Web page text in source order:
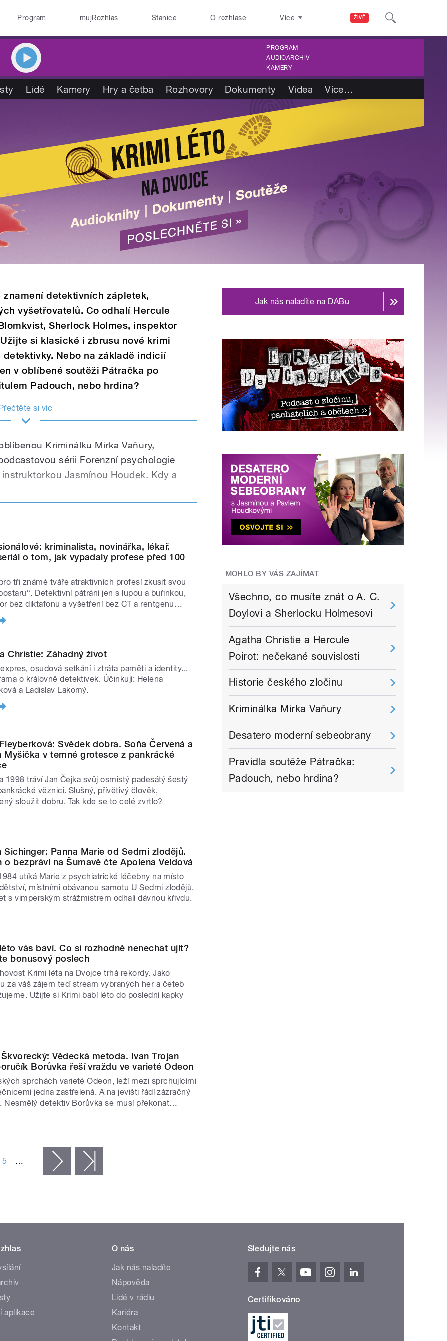
ŽIVĚ
Program mujRozhlas Stanice O rozhlase Více
PROGRAM
AUDIOARCHIV
KAMERY
Lidé Kamery Hry a četba Rozhovory Dokumenty Videa Více…
znamení detektivních zápletek,
vyšetřovatelů. Co odhalí Hercule
Sherlock Holmes, inspektor
si klasické i zbrusu nové krimi
Nebo na základě indicií
v oblíbené soutěži Pátračka po
Padouch, nebo hrdina?
Přečtěte si víc
Kriminálku Mirka Vaňury,
sérii Forenzní psychologie
Jasmínou Houdek. Kdy a
a neděle 20:00
20:30
až čtvrtek od 15:20 v pořadu
od 30. června ( hrálo se o víkendové
v ASTORIA Hotel & Medical
Varů.
Denár v dívčí dlaniPREMIÉRA
potopou
a Jan Zábrana: Vraždy pro štěstí
Z detektivních příběhů otce Browna
Panna Marie od Sedmi
představení v L.
Arthura Savilla
Spravedlnost podle Selba
obrazárny
a případ Nahour
džbán
iris
případ Bílé růži
mlčících svědků
Doyle: Pes baskervillský
všechno ví
metoda
kriminalista, novinářka, lékař.
o tom, jak vypadaly profese před 100
tři známé tváře atraktivních profesí zkusit svou
Detektivní pátrání jen s lupou a buřinkou,
bez diktafonu a vyšetření bez CT a rentgenu…
Christie: Záhadný život
osudová setkání i ztráta paměti a identity...
o královně detektivek. Účinkují: Helena
a Ladislav Lakomý.
Svědek dobra. Soňa Červená a
Myšička v temné grotesce z pankrácké
1998 tráví Jan Čejka svůj osmistý padesátý šestý
věznici. Slušný, přívětivý člověk,
sloužit dobru. Tak kde se to celé zvrtlo?
Sichinger: Panna Marie od Sedmi zlodějů.
o bezpráví na Šumavě čte Apolena Veldová
utíká Marie z psychiatrické léčebny na místo
místními obávanou samotu U Sedmi zlodějů.
s vimperským strážmistrem odhalí dávnou křivdu.
vás baví. Co si rozhodně nenechat ujít?
bonusový poslech
Krimi léta na Dvojce trhá rekordy. Jako
za váš zájem teď stream vybraných her a četeb
Užijte si Krimi babí léto do poslední kapky
Vědecká metoda. Ivan Trojan
Borůvka řeší vraždu ve varieté Odeon
sprchách varieté Odeon, leží mezi sprchujícími
jedna zastřelená. A na jevišti řádí zázračný
Nesmělý detektiv Borůvka se musí překonat…
5 … následující ›
Jak nás naladíte na DABu
MOHLO BY VÁS ZAJÍMAT
Všechno, co musíte znát o A. C.
Doylovi a Sherlocku Holmesovi
Agatha Christie a Hercule
Poirot: nečekané souvislosti
Historie českého zločinu
Kriminálka Mirka Vaňury
Desatero moderní sebeobrany
Pravidla soutěže Pátračka:
Padouch, nebo hrdina?
aplikace
O nás
Jak nás naladíte
Nápověda
Lidé v rádiu
Kariéra
Kontakt
Sledujte nás
Certifikováno